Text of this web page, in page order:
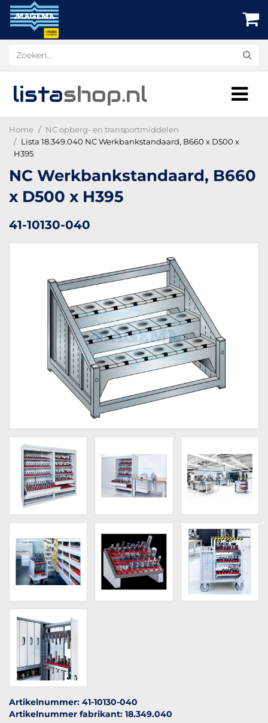
listashop.nl
Home
NC opberg- en transportmiddelen
Lista 18.349.040 NC Werkbankstandaard, B660 x D500 x
H395
NC Werkbankstandaard, B660
x D500 x H395
41-10130-040
Artikelnummer: 41-10130-040
Artikelnummer fabrikant: 18.349.040